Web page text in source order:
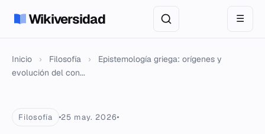
Wikiversidad ☰
Inicio › Filosofía ›
Epistemología griega: orígenes y
evolución del con...
Filosofía 25 may. 2026